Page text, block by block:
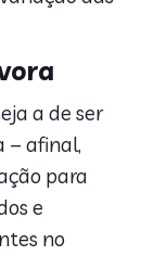
a de ser
– afinal,
para
e
no